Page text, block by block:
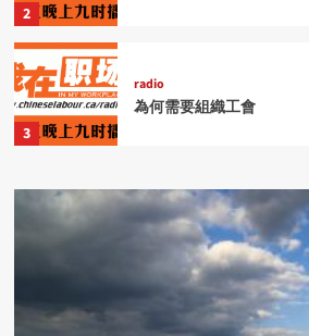
3
4
radio
USW工會幫助會員對抗欺壓
radio
SEIU會員親述工會的好